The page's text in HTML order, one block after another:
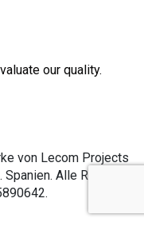
our quality.
von Lecom Projects
Alle Rechte